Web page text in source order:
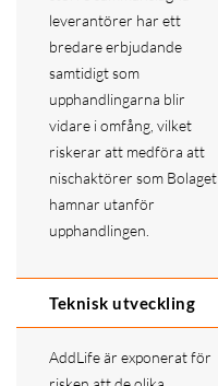
leverantörer har ett
bredare erbjudande
samtidigt som
upphandlingarna blir
vidare i omfång, vilket
riskerar att medföra att
nischaktörer som Bolaget
hamnar utanför
upphandlingen.
Teknisk utveckling
AddLife är exponerat för